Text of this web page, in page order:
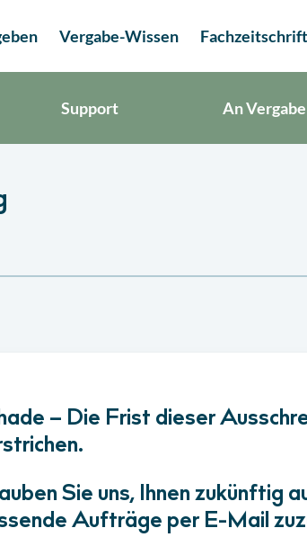
Vergabe-Wissen
Support An
– Die Frist dieser
Sie uns, Ihnen zukünftig
Aufträge per E-Mail